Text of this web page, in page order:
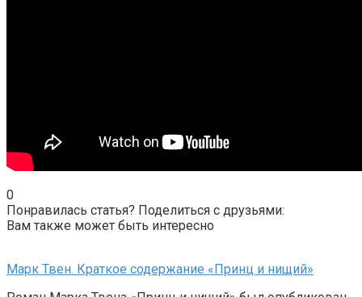
0
Понравилась статья? Поделиться с друзьями:
Вам также может быть интересно
Марк Твен. Краткое содержание «Принц и нищий»